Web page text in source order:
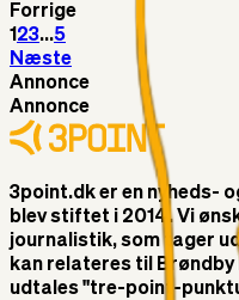
Forrige
1 23...5
Næste
Annonce
Annonce
3point.dk er en nyheds-
blev stiftet i 2014. Vi
journalistik, som tager
kan relateres til Brøndby
udtales "tre-point-